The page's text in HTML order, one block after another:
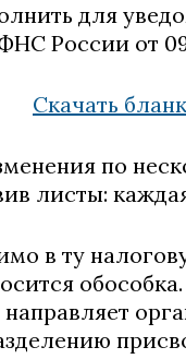
для
России от
Скачать бланк
по
листы:
в ту
направляет